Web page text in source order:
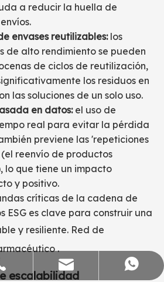
a reducir la huella de
envases reutilizables: los
de alto rendimiento se pueden
de ciclos de reutilización,
los residuos en
las soluciones de un solo uso.
en datos:el uso de
real para evitar la pérdida
previene las 'repeticiones
reenvío de productos
lo que tiene un impacto
y positivo.
críticas de la cadena de
ESG es clave para construir una
y resiliente. Red de
.
escalabilidad
15818568920
755-36973380
trans.com
13554758640